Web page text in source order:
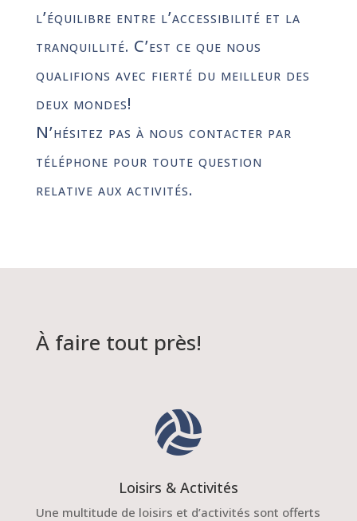
l’équilibre entre l’accessibilité et la
tranquillité. C’est ce que nous
qualifions avec fierté du meilleur des
deux mondes!
N’hésitez pas à nous contacter par
téléphone pour toute question
relative aux activités.
À faire tout près!

Loisirs & Activités
Une multitude de loisirs et d’activités sont offerts